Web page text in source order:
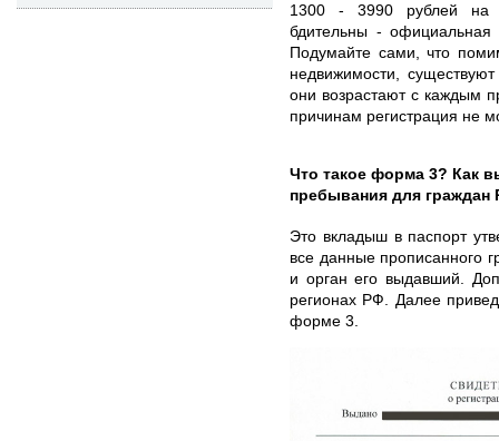
1300 - 3990 рублей на
бдительны - официальная
Подумайте сами, что
недвижимости,
они возрастают с каждым
причинам регистрация не
Что такое форма 3? Как
пребывания для граждан
Это вкладыш в паспорт
все данные прописанного
и орган его выдавший.
регионах РФ. Далее
форме 3.